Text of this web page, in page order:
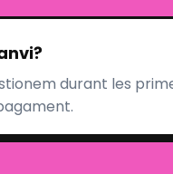
durant les